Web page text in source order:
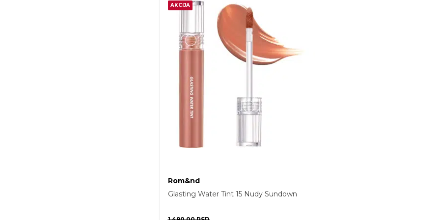
AKCIJA
Rom&nd
Glasting Water Tint 15 Nudy Sundown